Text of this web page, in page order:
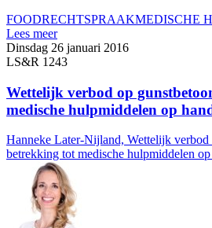
FOODRECHTSPRAAKMEDISCHE
Lees meer
Dinsdag 26 januari 2016
LS&R 1243
Wettelijk verbod op
medische hulpmiddelen op
Hanneke Later-Nijland, Wettelijk verbod
betrekking tot medische hulpmiddelen